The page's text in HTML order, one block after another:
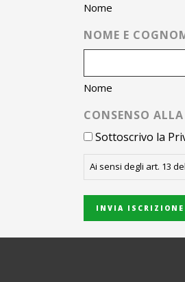
Nome
NOME E
Nome
CONSENSO
Sottoscrivo la
Ai sensi degli art. 13